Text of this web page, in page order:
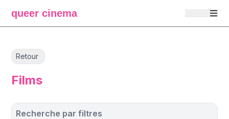
queer cinema
Retour
Films
Recherche par filtres